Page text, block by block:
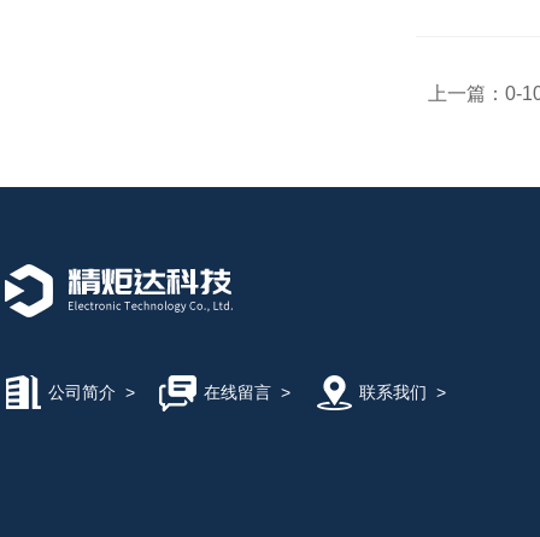
上一篇： 0-
公司简介 > 在线留言> 联系我们 >